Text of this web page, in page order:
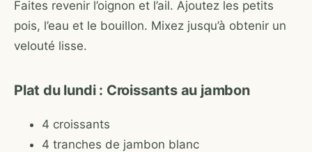
Faites revenir l’oignon et l’ail. Ajoutez les petits
pois, l’eau et le bouillon. Mixez jusqu’à obtenir un
velouté lisse.
Plat du lundi : Croissants au jambon
4 croissants
4 tranches de jambon blanc